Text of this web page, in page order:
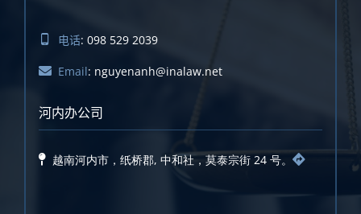
电话: 098 529 2039
Email: nguyenanh@inalaw.net
河内办公司
越南河内市，纸桥郡, 中和社，莫泰宗街 24 号。